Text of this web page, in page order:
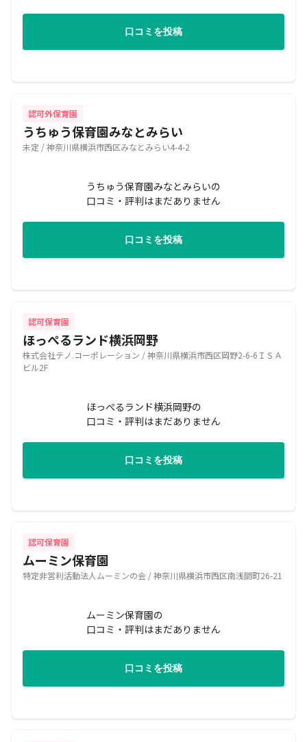
口コミを投稿
認可外保育園
うちゅう保育園みなとみらい
未定 / 神奈川県横浜市西区みなとみらい4-4-2
うちゅう保育園みなとみらいの
口コミ・評判はまだありません
口コミを投稿
認可保育園
ほっぺるランド横浜岡野
株式会社テノ.コーポレーション / 神奈川県横浜市西区岡野2-6-6ＩＳＡ
ビル2F
ほっぺるランド横浜岡野の
口コミ・評判はまだありません
口コミを投稿
認可保育園
ムーミン保育園
特定非営利活動法人ムーミンの会 / 神奈川県横浜市西区南浅間町26-21
ムーミン保育園の
口コミ・評判はまだありません
口コミを投稿